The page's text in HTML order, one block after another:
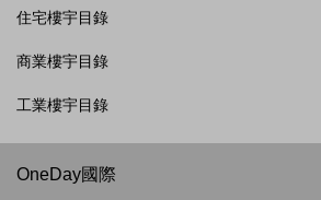
住宅樓宇目錄
商業樓宇目錄
工業樓宇目錄
OneDay國際